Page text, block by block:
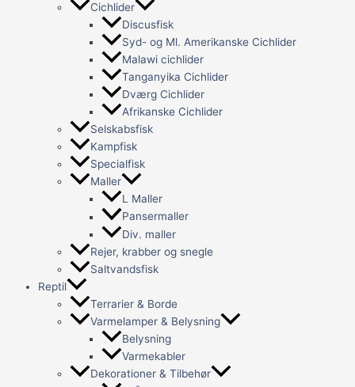
Cichlider
Discusfisk
Syd- og Ml. Amerikanske Cichlider
Malawi cichlider
Tanganyika Cichlider
Dværg Cichlider
Afrikanske Cichlider
Selskabsfisk
Kampfisk
Specialfisk
Maller
L Maller
Pansermaller
Div. maller
Rejer, krabber og snegle
Saltvandsfisk
Reptil
Terrarier & Borde
Varmelamper & Belysning
Belysning
Varmekabler
Dekorationer & Tilbehør